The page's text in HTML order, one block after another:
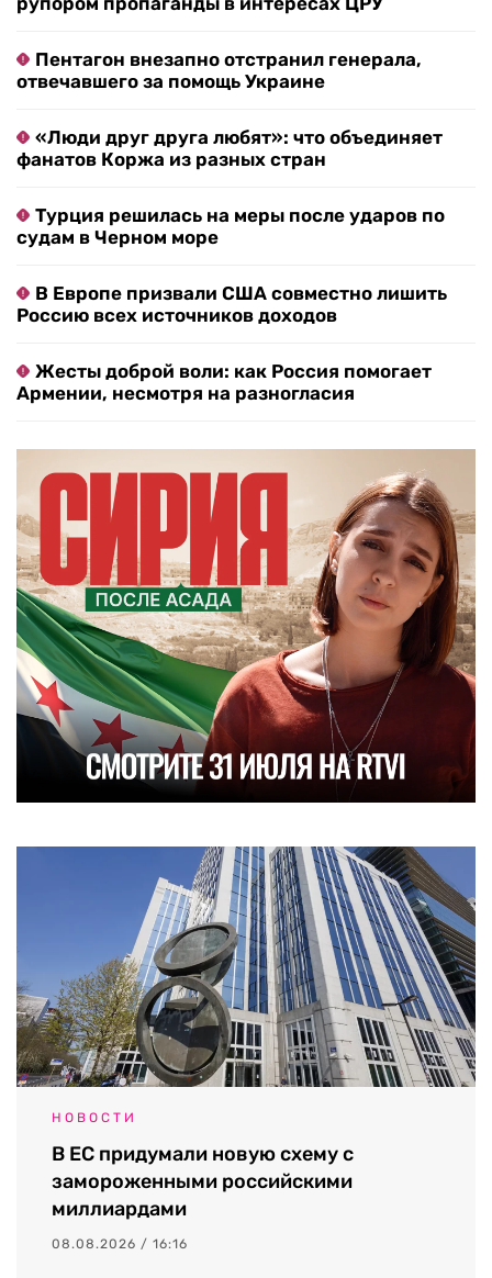
Пентагон внезапно отстранил генерала,
отвечавшего за помощь Украине
«Люди друг друга любят»: что объединяет
фанатов Коржа из разных стран
Турция решилась на меры после ударов по
судам в Черном море
В Европе призвали США совместно лишить
Россию всех источников доходов
Жесты доброй воли: как Россия помогает
Армении, несмотря на разногласия
НОВОСТИ
В ЕС придумали новую схему с
замороженными российскими
миллиардами
08.08.2026 / 16:16